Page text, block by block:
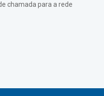
chamada para a rede